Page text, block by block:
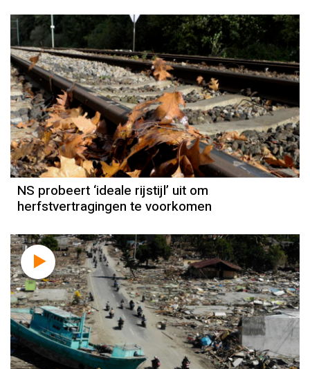
NS probeert ‘ideale rijstijl’ uit om
herfstvertragingen te voorkomen